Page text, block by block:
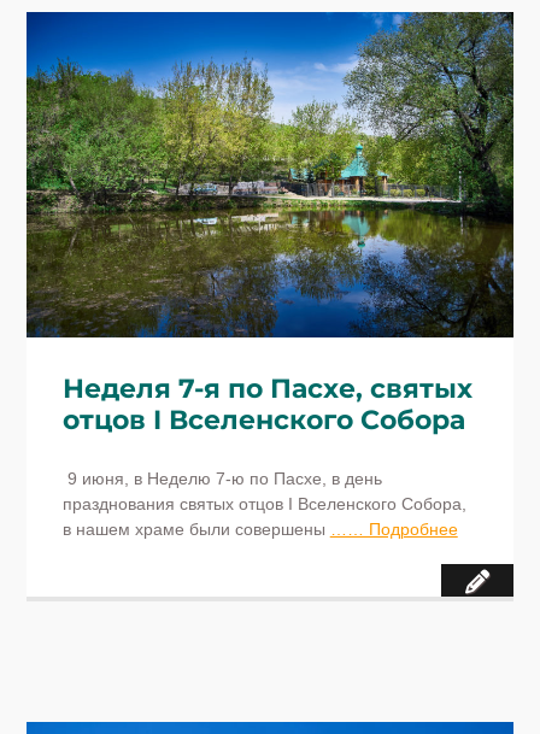
Неделя 7-я по Пасхе, святых
отцов I Вселенского Собора
9 июня, в Неделю 7-ю по Пасхе, в день
празднования святых отцов I Вселенского Собора,
в нашем храме были совершены
…… Подробнее